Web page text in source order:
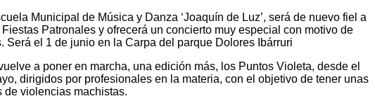
Municipal de Música y Danza ‘Joaquín de Luz’, será de nuevo fiel a
Patronales y ofrecerá un concierto muy especial con motivo de
Será el 1 de junio en la Carpa del parque Dolores Ibárruri
a poner en marcha, una edición más, los Puntos Violeta, desde el
dirigidos por profesionales en la materia, con el objetivo de tener unas
de violencias machistas.